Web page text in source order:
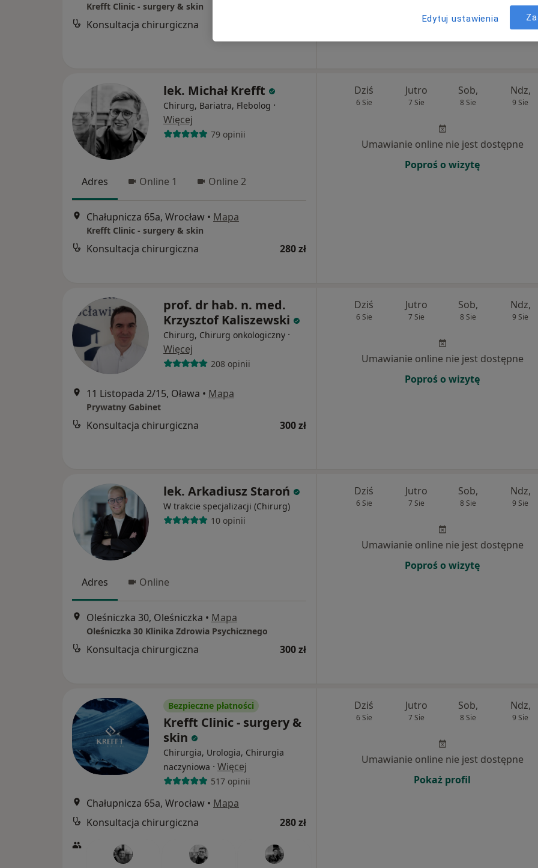
Krefft Clinic - surgery & skin
Konsultacja chirurgiczna
lek. Michał Krefft
Chirurg, Bariatra, Flebolog ·
Więcej
79 opinii
Adres Online 1 Online 2
Chałupnicza 65a, Wrocław • Mapa
Krefft Clinic - surgery & skin
Konsultacja chirurgiczna 280 zł
Dziś
6 Sie
Jutro
7 Sie
Sob,
8 Sie
Ndz,
9 Sie
Umawianie online nie jest dostępne
Poproś o wizytę
prof. dr hab. n. med.
Krzysztof Kaliszewski
Chirurg, Chirurg onkologiczny ·
Więcej
208 opinii
11 Listopada 2/15, Oława • Mapa
Prywatny Gabinet
Konsultacja chirurgiczna 300 zł
Dziś
6 Sie
Jutro
7 Sie
Sob,
8 Sie
Ndz,
9 Sie
Umawianie online nie jest dostępne
Poproś o wizytę
lek. Arkadiusz Staroń
W trakcie specjalizacji (Chirurg)
10 opinii
Adres Online
Oleśniczka 30, Oleśniczka • Mapa
Oleśniczka 30 Klinika Zdrowia Psychicznego
Konsultacja chirurgiczna 300 zł
Dziś
6 Sie
Jutro
7 Sie
Sob,
8 Sie
Ndz,
9 Sie
Umawianie online nie jest dostępne
Poproś o wizytę
Bezpieczne płatności
Krefft Clinic - surgery &
skin
Chirurgia, Urologia, Chirurgia
naczyniowa · Więcej
517 opinii
Chałupnicza 65a, Wrocław • Mapa
Konsultacja chirurgiczna
280 zł
Dziś
6 Sie
Jutro
7 Sie
Sob,
8 Sie
Ndz,
9 Sie
Umawianie online nie jest dostępne
Pokaż profil
Edytuj ustawienia